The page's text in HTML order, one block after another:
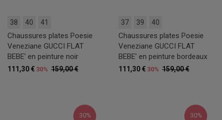
38 40 41
Chaussures plates Poesie
Veneziane GUCCI FLAT
BEBE' en peinture noir
159,00 €
111,30 € 30%
37 39 40
Chaussures plates Poesie
Veneziane GUCCI FLAT
BEBE' en peinture bordeaux
159,00 €
111,30 € 30%
30% 30%